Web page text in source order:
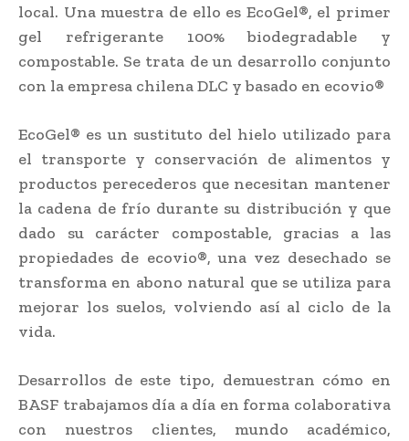
local. Una muestra de ello es EcoGel®, el primer
gel refrigerante 100% biodegradable y
compostable. Se trata de un desarrollo conjunto
con la empresa chilena DLC y basado en ecovio®
EcoGel® es un sustituto del hielo utilizado para
el transporte y conservación de alimentos y
productos perecederos que necesitan mantener
la cadena de frío durante su distribución y que
dado su carácter compostable, gracias a las
propiedades de ecovio®, una vez desechado se
transforma en abono natural que se utiliza para
mejorar los suelos, volviendo así al ciclo de la
vida.
Desarrollos de este tipo, demuestran cómo en
BASF trabajamos día a día en forma colaborativa
con nuestros clientes, mundo académico,